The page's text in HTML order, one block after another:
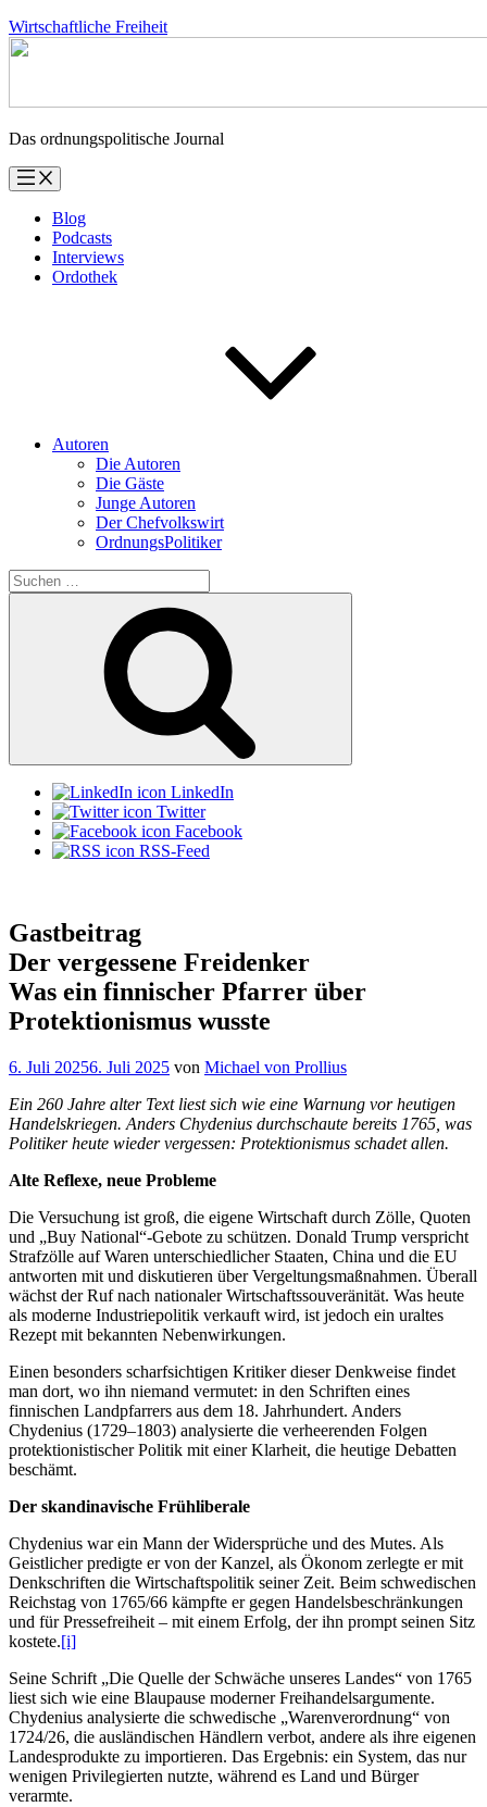
Zum
Inhalt
Wirtschaftliche Freiheit
Das ordnungspolitische Journal
Blog
Podcasts
Interviews
Ordothek
Autoren
Die Autoren
Die Gäste
Junge Autoren
Der Chefvolkswirt
OrdnungsPolitiker
Suchen
nach:
LinkedIn
Twitter
Facebook
RSS-Feed
Gastbeitrag
Der vergessene Freidenker
Was ein finnischer Pfarrer über
Protektionismus wusste
Veröffentlicht
6. Juli 20256. Juli 2025 von Michael von Prollius
Ein 260 Jahre alter Text liest sich wie eine Warnung vor heutigen
Handelskriegen. Anders Chydenius durchschaute bereits 1765, was
Politiker heute wieder vergessen: Protektionismus schadet allen.
Alte Reflexe, neue Probleme
Die Versuchung ist groß, die eigene Wirtschaft durch Zölle, Quoten
und „Buy National“-Gebote zu schützen. Donald Trump verspricht
Strafzölle auf Waren unterschiedlicher Staaten, China und die EU
antworten mit und diskutieren über Vergeltungsmaßnahmen. Überall
wächst der Ruf nach nationaler Wirtschaftssouveränität. Was heute
als moderne Industriepolitik verkauft wird, ist jedoch ein uraltes
Rezept mit bekannten Nebenwirkungen.
Einen besonders scharfsichtigen Kritiker dieser Denkweise findet
man dort, wo ihn niemand vermutet: in den Schriften eines
finnischen Landpfarrers aus dem 18. Jahrhundert. Anders
Chydenius (1729–1803) analysierte die verheerenden Folgen
protektionistischer Politik mit einer Klarheit, die heutige Debatten
beschämt.
Der skandinavische Frühliberale
Chydenius war ein Mann der Widersprüche und des Mutes. Als
Geistlicher predigte er von der Kanzel, als Ökonom zerlegte er mit
Denkschriften die Wirtschaftspolitik seiner Zeit. Beim schwedischen
Reichstag von 1765/66 kämpfte er gegen Handelsbeschränkungen
und für Pressefreiheit – mit einem Erfolg, der ihn prompt seinen Sitz
kostete.[i]
Seine Schrift „Die Quelle der Schwäche unseres Landes“ von 1765
liest sich wie eine Blaupause moderner Freihandelsargumente.
Chydenius analysierte die schwedische „Warenverordnung“ von
1724/26, die ausländischen Händlern verbot, andere als ihre eigenen
Landesprodukte zu importieren. Das Ergebnis: ein System, das nur
wenigen Privilegierten nutzte, während es Land und Bürger
verarmte.